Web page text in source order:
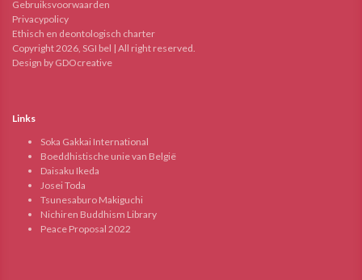
Gebruiksvoorwaarden
Privacypolicy
Ethisch en deontologisch charter
Copyright 2026, SGI bel | All right reserved.
Design by GDOcreative
Links
Soka Gakkai International
Boeddhistische unie van België
Daisaku Ikeda
Josei Toda
Tsunesaburo Makiguchi
Nichiren Buddhism Library
Peace Proposal 2022